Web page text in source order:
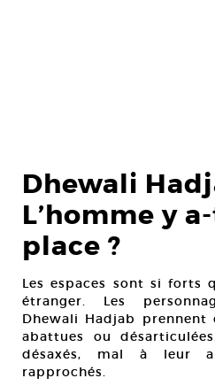
Dhewali
L’homme y
place ?
Les espaces sont si forts
étranger. Les
Dhewali Hadjab prennent
abattues ou
désaxés, mal à leur
rapprochés.